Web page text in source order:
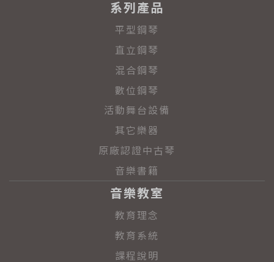
系列產品
平型鋼琴
直立鋼琴
混合鋼琴
數位鋼琴
活動舞台設備
其它樂器
原廠認證中古琴
音樂書籍
音樂教室
教育理念
教育系統
課程說明